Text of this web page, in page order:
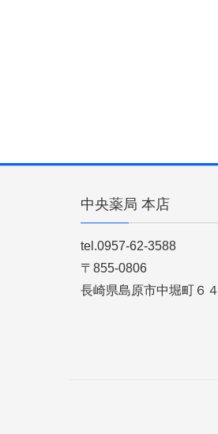
中央薬局 本店
tel.0957-62-3588
〒855-0806
長崎県島原市中堀町６４